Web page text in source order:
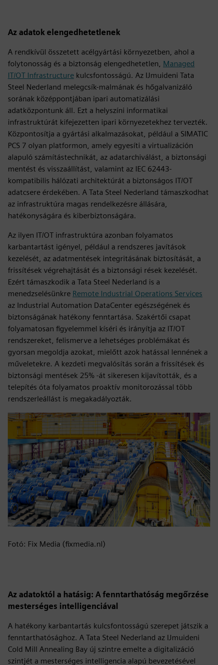
Az adatok elengedhetetlenek
A rendkívül összetett acélgyártási környezetben, ahol a
folytonosság és a biztonság elengedhetetlen, Managed
IT/OT Infrastructure kulcsfontosságú. Az IJmuideni Tata
Steel Nederland melegcsík-malmának és hőgalvanizáló
sorának középpontjában ipari automatizálási
adatközpontunk áll. Ezt a helyszíni informatikai
infrastruktúrát kifejezetten ipari környezetekhez tervezték.
Központosítja a gyártási alkalmazásokat, például a SIMATIC
PCS 7 olyan platformon, amely egyesíti a virtualizáción
alapuló számítástechnikát, az adatarchiválást, a biztonsági
mentést és visszaállítást, valamint az IEC 62443-
kompatibilis hálózati architektúrát a biztonságos IT/OT
adatcsere érdekében. A Tata Steel Nederland támaszkodhat
az infrastruktúra magas rendelkezésre állására,
hatékonyságára és kiberbiztonságára.
Az ilyen IT/OT infrastruktúra azonban folyamatos
karbantartást igényel, például a rendszeres javítások
kezelését, az adatmentések integritásának biztosítását, a
frissítések végrehajtását és a biztonsági rések kezelését.
Ezért támaszkodik a Tata Steel Nederland is a
menedzselésünkre Remote Industrial Operations Services
az Industrial Automation DataCenter egészségének és
biztonságának hatékony fenntartása. Szakértői csapat
folyamatosan figyelemmel kíséri és irányítja az IT/OT
rendszereket, felismerve a lehetséges problémákat és
gyorsan megoldja azokat, mielőtt azok hatással lennének a
műveletekre. A kezdeti megvalósítás során a frissítések és
biztonsági mentések 25% -át sikeresen kijavították, és a
telepítés óta folyamatos proaktív monitorozással több
rendszerleállást is megakadályozták.
Fotó: Fix Media (fixmedia.nl)
Az adatoktól a hatásig: A fenntarthatóság megőrzése
mesterséges intelligenciával
A hatékony karbantartás kulcsfontosságú szerepet játszik a
fenntarthatósághoz. A Tata Steel Nederland az IJmuideni
Cold Mill Annealing Bay új szintre emelte a digitalizáció
szintjét a mesterséges intelligencia alapú bevezetésével